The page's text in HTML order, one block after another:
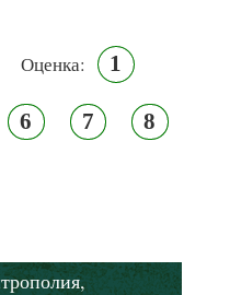
Оценка: 1
6 7 8